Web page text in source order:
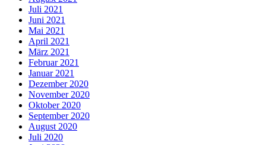
Juli 2021
Juni 2021
Mai 2021
April 2021
März 2021
Februar 2021
Januar 2021
Dezember 2020
November 2020
Oktober 2020
September 2020
August 2020
Juli 2020